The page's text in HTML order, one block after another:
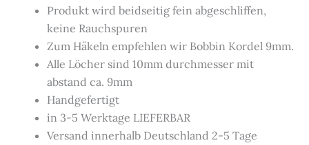
Produkt wird beidseitig fein abgeschliffen,
keine Rauchspuren
Zum Häkeln empfehlen wir Bobbin Kordel 9mm.
Alle Löcher sind 10mm durchmesser mit
abstand ca. 9mm
Handgefertigt
in 3-5 Werktage LIEFERBAR
Versand innerhalb Deutschland 2-5 Tage